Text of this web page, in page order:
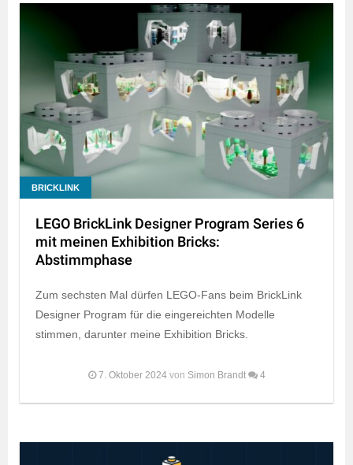
BRICKLINK
LEGO BrickLink Designer Program Series 6
mit meinen Exhibition Bricks:
Abstimmphase
Zum sechsten Mal dürfen LEGO-Fans beim BrickLink
Designer Program für die eingereichten Modelle
stimmen, darunter meine Exhibition Bricks.
7. Oktober 2024 von Simon Brandt 4